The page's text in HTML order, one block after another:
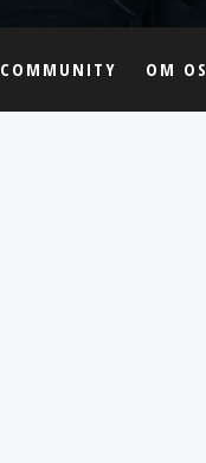
COMMUNITY OM